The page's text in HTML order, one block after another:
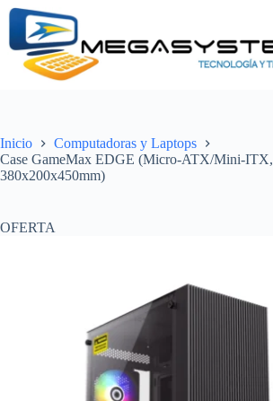
Saltar
contenido
Inicio
Computadoras y Laptops
Case GameMax EDGE (Micro-ATX/Mini-ITX,
380x200x450mm)
OFERTA